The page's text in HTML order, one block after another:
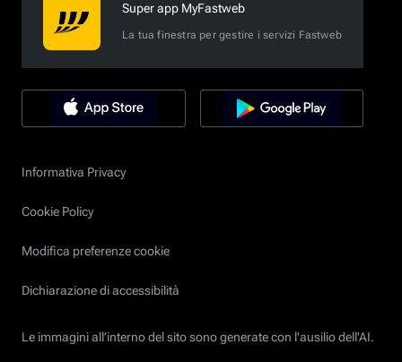
Super app MyFastweb
La tua finestra per gestire i servizi Fastweb
Informativa Privacy
Cookie Policy
Modifica preferenze cookie
Dichiarazione di accessibilità
Le immagini all’interno del sito sono generate con l'ausilio dell'AI.